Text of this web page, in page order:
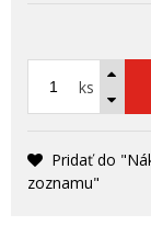
ks
Pridať do
zoznamu"